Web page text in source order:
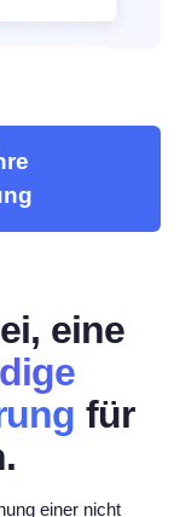
eine
für
einer nicht